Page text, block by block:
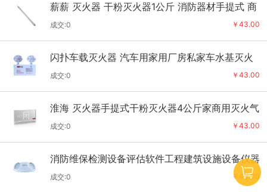
薪薪 灭火器 干粉灭火器1公斤 消防器材手提式 商
用工厂公司车载家庭 1kg 龙成
￥43.00
成交:0
闪扑车载灭火器 汽车用家用厂房私家车水基灭火
器闪扑消防器材灭火瓶 金耀红
￥43.00
成交:0
淮海 灭火器手提式干粉灭火器4公斤家商用灭火气
器瓶消防器材MFZ/ABC4 【自营
￥43.00
成交:0
消防维保检测设备评估软件工程建筑设施设备仪器
全套工具器材箱 消防设备检测全
￥43.00
成交:0